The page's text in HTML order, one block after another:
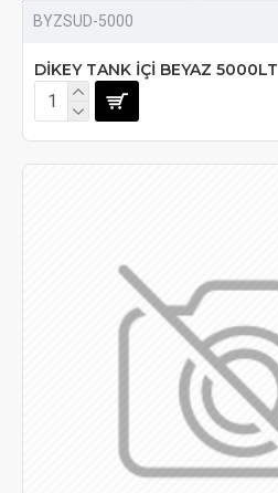
BYZSUD-5000
DİKEY TANK İÇİ BEYAZ 5000LT